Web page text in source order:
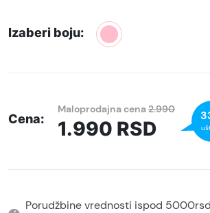
Izaberi boju:
Cena:
Maloprodajna cena2.990
1.990 RSD
Porudžbine vrednosti ispod